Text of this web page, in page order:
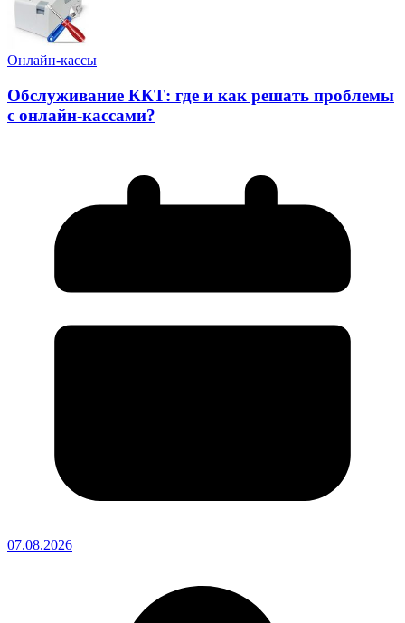
Онлайн-кассы
Обслуживание ККТ: где и как решать проблемы
с онлайн-кассами?
07.08.2026